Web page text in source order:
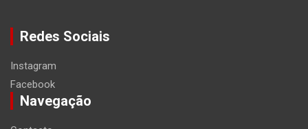
Redes Sociais
Instagram
Facebook
Navegação